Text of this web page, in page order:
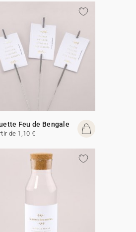
Feu de Bengale
de 1,10 €